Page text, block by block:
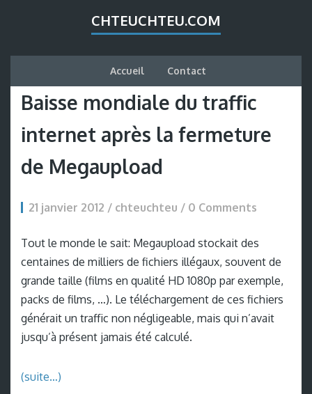
CHTEUCHTEU.COM
Accueil Contact
Baisse mondiale du traffic
internet après la fermeture
de Megaupload
21 janvier 2012 / chteuchteu / 0 Comments
Tout le monde le sait: Megaupload stockait des
centaines de milliers de fichiers illégaux, souvent de
grande taille (films en qualité HD 1080p par exemple,
packs de films, …). Le téléchargement de ces fichiers
générait un traffic non négligeable, mais qui n’avait
jusqu’à présent jamais été calculé.
(suite…)